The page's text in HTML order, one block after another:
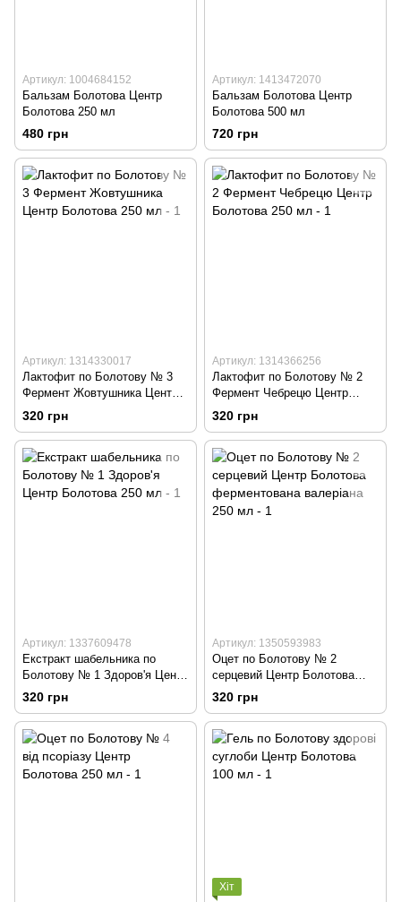
Артикул: 1004684152
Бальзам Болотова Центр
Болотова 250 мл
480 грн
Артикул: 1413472070
Бальзам Болотова Центр
Болотова 500 мл
720 грн
Артикул: 1314330017
Лактофит по Болотову № 3
Фермент Жовтушника Центр
Болотова 250 мл
320 грн
Артикул: 1314366256
Лактофит по Болотову № 2
Фермент Чебрецю Центр
Болотова 250 мл
320 грн
Артикул: 1337609478
Екстракт шабельника по
Болотову № 1 Здоров'я Центр
Болотова 250 мл
320 грн
Артикул: 1350593983
Оцет по Болотову № 2
серцевий Центр Болотова
ферментована валеріана 250
320 грн
Хіт